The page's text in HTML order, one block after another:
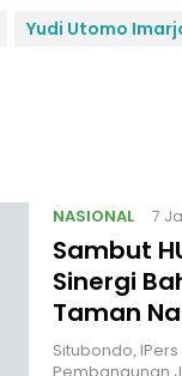
Yudi Utomo
NASIONAL 7
Sambut
Sinergi
Taman
Situbondo, IPers